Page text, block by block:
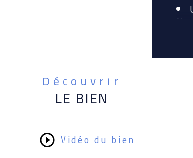
Découvrir
LE BIEN
Vidéo du bien